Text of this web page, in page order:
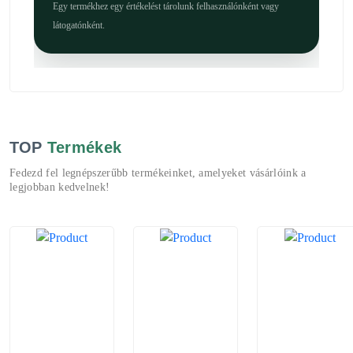
Egy termékhez egy értékelést tárolunk felhasználónként vagy
látogatónként.
TOP Termékek
Fedezd fel legnépszerűbb termékeinket, amelyeket vásárlóink a
legjobban kedvelnek!